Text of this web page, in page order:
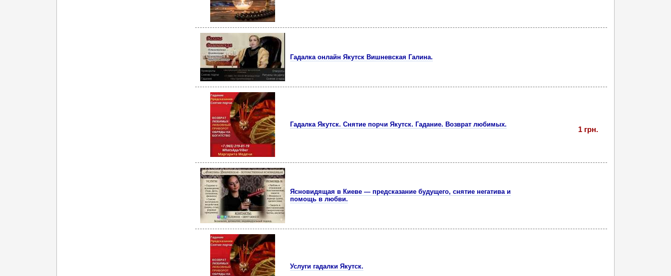
Гадалка онлайн Якутск Вишневская Галина.
Гадалка Якутск. Снятие порчи Якутск. Гадание. Возврат любимых.
1 грн.
Ясновидящая в Киеве — предсказание будущего, снятие негатива и
помощь в любви.
Услуги гадалки Якутск.